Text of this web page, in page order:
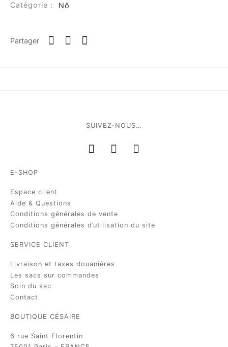
Catégorie : Nô
Partager
SUIVEZ-NOUS…
E-SHOP
Espace client
Aide & Questions
Conditions générales de vente
Conditions générales d’utilisation du site
SERVICE CLIENT
Livraison et taxes douanières
Les sacs sur commandes
Soin du sac
Contact
BOUTIQUE CÉSAIRE
6 rue Saint Florentin